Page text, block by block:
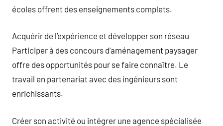
écoles offrent des enseignements complets.
Acquérir de l’expérience et développer son réseau
Participer à des concours d’aménagement paysager
offre des opportunités pour se faire connaître. Le
travail en partenariat avec des ingénieurs sont
enrichissants.
Créer son activité ou intégrer une agence spécialisée